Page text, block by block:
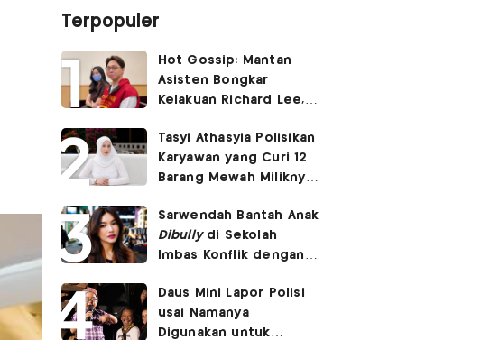
Terpopuler
Hot Gossip: Mantan
Asisten Bongkar
Kelakuan Richard Lee,
Vicky Prasetyo
Tasyi Athasyia Polisikan
Karyawan yang Curi 12
Barang Mewah Miliknya
Sarwendah Bantah Anak
Dibullydi Sekolah
Imbas Konflik dengan
Daus Mini Lapor Polisi
usai Namanya
Digunakan untuk